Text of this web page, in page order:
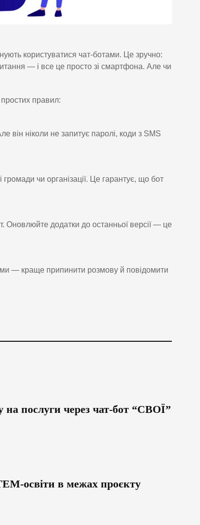
користуватися чат-ботами. Це зручно:
— і все це просто зі смартфона. Але чи
правил:
він ніколи не запитує паролі, коди з SMS
чи організації. Це гарантує, що бот
додатки до останньої версії — це
— краще припинити розмову й повідомити
послуги через чат-бот “СВОЇ”
освіти в межах проєкту